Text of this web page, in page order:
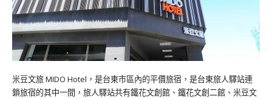
米豆文旅 MIDO Hotel，是台東市區內的平價旅宿，是台東旅人驛站連
鎖旅宿的其中一間，旅人驛站共有鐵花文創館、鐵花文創二館、米豆文